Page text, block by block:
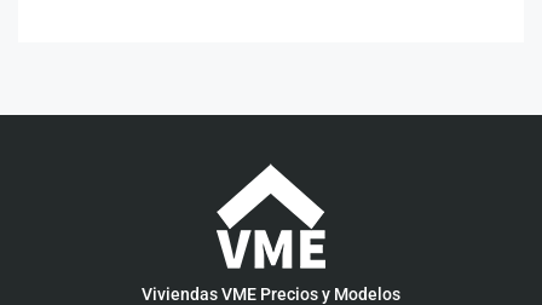
Viviendas VME Precios y Modelos